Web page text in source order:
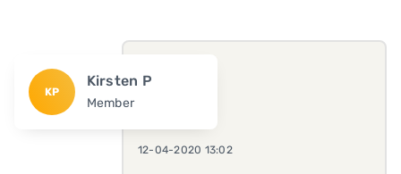
KP
Kirsten P
Member
12-04-2020 13:02